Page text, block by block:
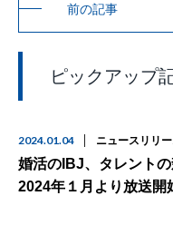
前の記事
ピックアップ
2024.01.04 ニュースリリ
婚活のIBJ、タレント
2024年１月より放送開